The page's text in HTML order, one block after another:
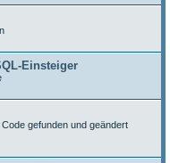
Einsteiger
gefunden und geändert